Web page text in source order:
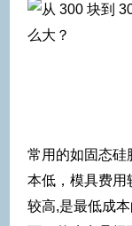
常用的如固态硅
本低，模具费用
较高,是最低成